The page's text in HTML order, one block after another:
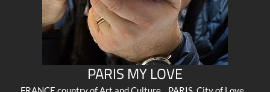
PARIS MY LOVE